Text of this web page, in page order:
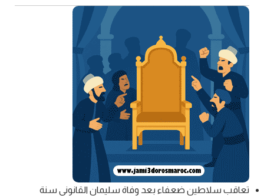
تعاقب سلاطين ضعفاء بعد وفاة سليمان القانوني سنة